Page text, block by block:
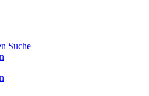
Suche